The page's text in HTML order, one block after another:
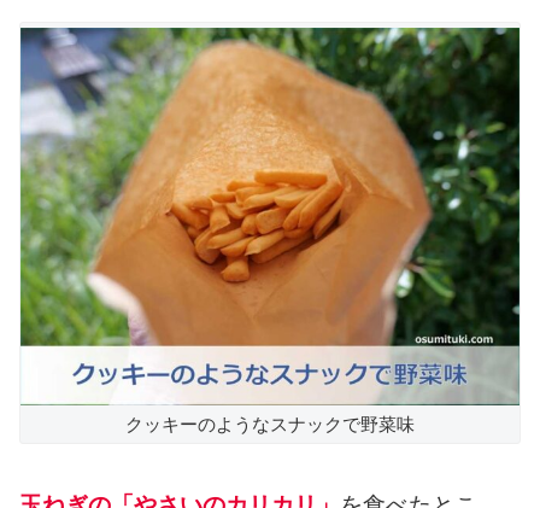
クッキーのようなスナックで野菜味